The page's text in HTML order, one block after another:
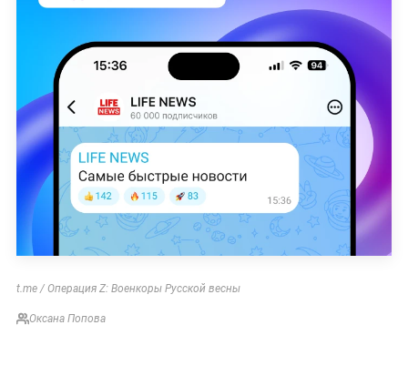
t.me / Операция Z: Военкоры Русской весны
Оксана Попова